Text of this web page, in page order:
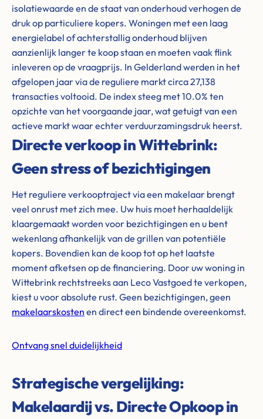
isolatiewaarde en de staat van onderhoud verhogen de
druk op particuliere kopers. Woningen met een laag
energielabel of achterstallig onderhoud blijven
aanzienlijk langer te koop staan en moeten vaak flink
inleveren op de vraagprijs. In Gelderland werden in het
afgelopen jaar via de reguliere markt circa 27,138
transacties voltooid. De index steeg met 10.0% ten
opzichte van het voorgaande jaar, wat getuigt van een
actieve markt waar echter verduurzamingsdruk heerst.
Directe verkoop in Wittebrink:
Geen stress of bezichtigingen
Het reguliere verkooptraject via een makelaar brengt
veel onrust met zich mee. Uw huis moet herhaaldelijk
klaargemaakt worden voor bezichtigingen en u bent
wekenlang afhankelijk van de grillen van potentiële
kopers. Bovendien kan de koop tot op het laatste
moment afketsen op de financiering. Door uw woning in
Wittebrink rechtstreeks aan Leco Vastgoed te verkopen,
kiest u voor absolute rust. Geen bezichtigingen, geen
makelaarskosten en direct een bindende overeenkomst.
Ontvang snel duidelijkheid
Strategische vergelijking:
Makelaardij vs. Directe Opkoop in